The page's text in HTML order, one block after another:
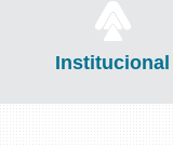
Institucional